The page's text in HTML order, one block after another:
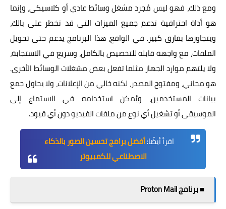
ومع ذلك، فهو ليس مُجرد مشغل وسائط عادي أو كلاسيكي، وإنما
هو أداة احترافية تدعم جميع الميزات التي قد تخطر على بالك،
ويتجاوزها بفارق كبير. في الواقع، هذا البرنامج يدعم حتى تحويل
الملفات، مع واجهة قابلة للتخصيص بالكامل، وسريع في الاستجابة،
ولا يلتهم موارد الجهاز مثلما تفعل بعض مشغلات الوسائط الأخرى.
هو مجاني، ومفتوح المصدر، لكنه خالي من الإعلانات، ولا يحاول جمع
بيانات المستخدمين، ويُمكن استخدامه في الاستماع إلى
الموسيقى أو تشغيل أي نوع من ملفات الفيديو دون أي قيود.
اقرأ أيضًا:أفضل برامج تحسين الصور بالذكاء
الاصطناعي للكمبيوتر
■ برنامج Proton Mail